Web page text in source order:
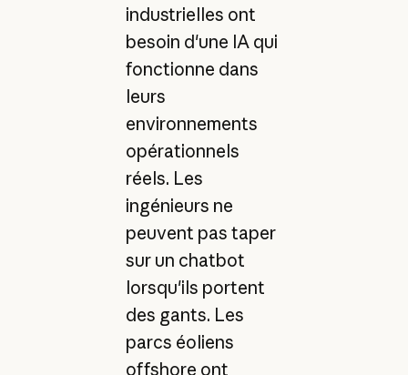
industrielles ont
besoin d'une IA qui
fonctionne dans
leurs
environnements
opérationnels
réels. Les
ingénieurs ne
peuvent pas taper
sur un chatbot
lorsqu'ils portent
des gants. Les
parcs éoliens
offshore ont